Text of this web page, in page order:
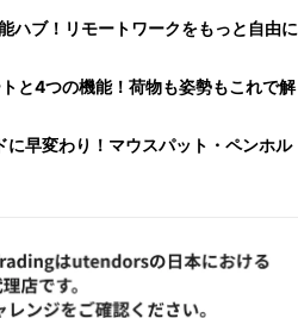
ハブ！リモートワークをもっと自由に
と4つの機能！荷物も姿勢もこれで解
早変わり！マウスパット・ペンホル